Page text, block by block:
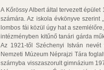
A Kőrössy Albert által tervezett
számára. Az iskola évkönyve szerint
lombos fái közül úgy hat a
intézményben kitűnő tanári gárda
Az 1921-től Széchenyi István
Nemzeti Múzeum Néprajzi Tára
szárnyba visszaszorult gimnázium